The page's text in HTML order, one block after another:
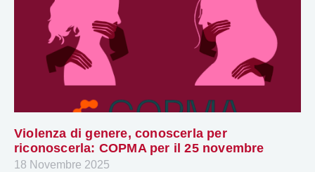
Violenza di genere, conoscerla per
riconoscerla: COPMA per il 25 novembre
18 Novembre 2025